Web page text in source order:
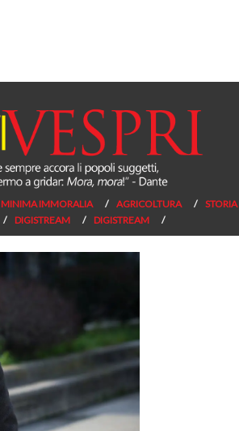
MINIMA IMMORALIA AGRICOLTURA
DIGISTREAM DIGISTREAM